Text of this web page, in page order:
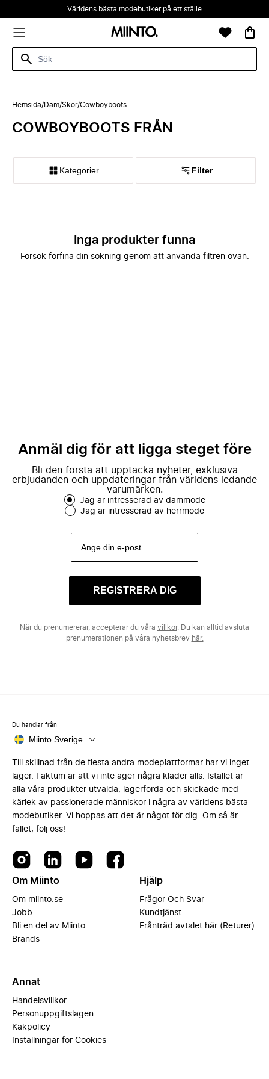
Världens bästa modebutiker på ett ställe
Hemsida/Dam/Skor/Cowboyboots
COWBOYBOOTS FRÅN
Kategorier Filter
Inga produkter funna
Försök förfina din sökning genom att använda filtren ovan.
Anmäl dig för att ligga steget före
Bli den första att upptäcka nyheter, exklusiva
erbjudanden och uppdateringar från världens ledande
varumärken.
Jag är intresserad av dammode
Jag är intresserad av herrmode
REGISTRERA DIG
När du prenumererar, accepterar du våra villkor. Du kan alltid avsluta
prenumerationen på våra nyhetsbrev här.
Du handlar från
Miinto Sverige
Till skillnad från de flesta andra modeplattformar har vi inget
lager. Faktum är att vi inte äger några kläder alls. Istället är
alla våra produkter utvalda, lagerförda och skickade med
kärlek av passionerade människor i några av världens bästa
modebutiker. Vi hoppas att det är något för dig. Om så är
fallet, följ oss!
Om Miinto
Om miinto.se
Jobb
Bli en del av Miinto
Brands
Hjälp
Frågor Och Svar
Kundtjänst
Frånträd avtalet här (Returer)
Annat
Handelsvillkor
Personuppgiftslagen
Kakpolicy
Inställningar för Cookies